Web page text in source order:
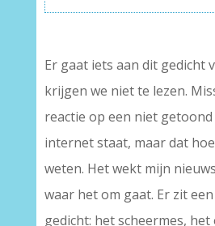
Er gaat iets aan dit gedicht
krijgen we niet te lezen.
reactie op een niet
internet staat, maar dat
weten. Het wekt mijn
waar het om gaat. Er zit
gedicht: het scheermes, het